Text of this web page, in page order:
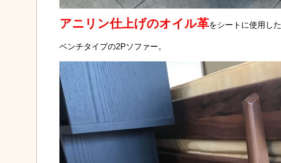
アニリン仕上げのオイル革をシートに使用した
ベンチタイプの2Pソファー。